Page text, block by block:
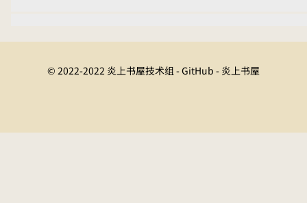
© 2022-2022 炎上书屋技术组 - GitHub - 炎上书屋